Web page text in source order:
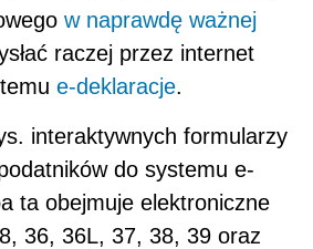
w naprawdę ważnej
raczej przez internet
e-deklaracje.
interaktywnych formularzy
do systemu e-
ta obejmuje elektroniczne
36, 36L, 37, 38, 39 oraz